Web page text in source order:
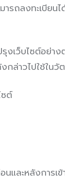
ารถลงทะเบีย
รุงเว็บไซต์อ
งกล่าวไปใช้ใ
ซต์
และหลังการเข้